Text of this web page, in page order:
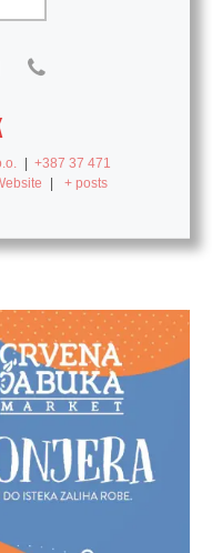
| +387 37 471
| + posts